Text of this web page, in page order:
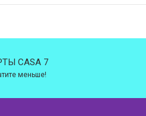
CASA 7
меньше!